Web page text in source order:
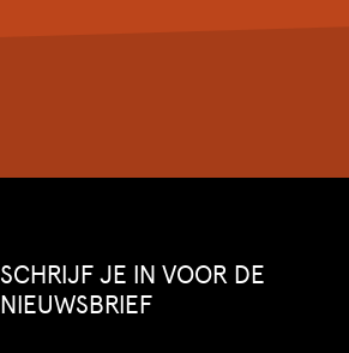
SCHRIJF JE IN VOOR DE
NIEUWSBRIEF